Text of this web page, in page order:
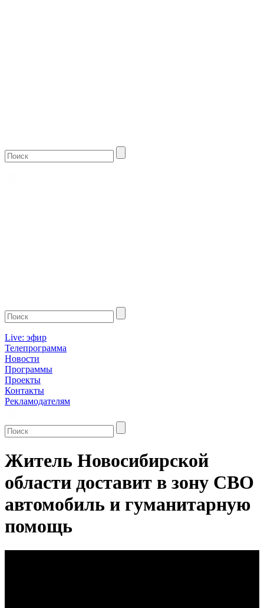
Live: эфир
Телепрограмма
Новости
Программы
Проекты
Контакты
Рекламодателям
Житель Новосибирской
области доставит в зону СВО
автомобиль и гуманитарную
помощь